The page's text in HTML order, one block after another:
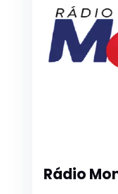
Rádio